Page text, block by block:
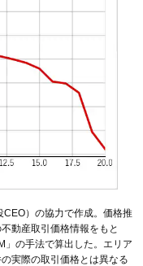
602万円
323万円 -10.5%
383万円
140万円
313万円 -10.9%
）の協力で作成。価格推
不動産取引価格情報をもと
」の手法で算出した。エリア
実際の取引価格とは異なる